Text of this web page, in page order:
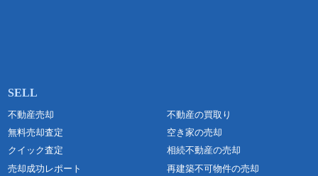
不動産売却
無料売却査定
クイック査定
売却成功レポート
不動産の買取り
空き家の売却
相続不動産の売却
再建築不可物件の売却